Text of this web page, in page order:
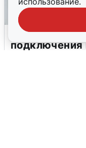
В
подключения